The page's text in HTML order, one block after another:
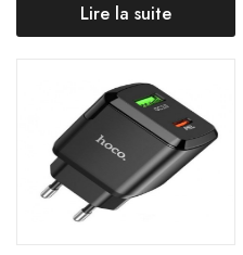
Lire la suite